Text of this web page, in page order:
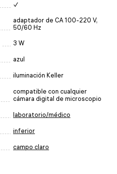
✓
adaptador de CA 100-220 V,
50/60 Hz
3 W
azul
iluminación Keller
compatible con cualquier
cámara digital de microscopio
laboratorio/médico
inferior
campo claro